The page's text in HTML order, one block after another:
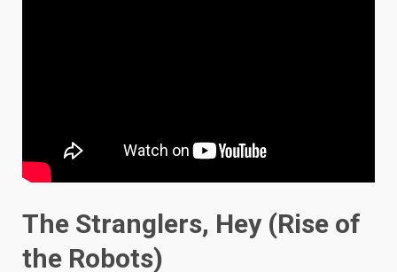
The Stranglers, Hey (Rise of
the Robots)